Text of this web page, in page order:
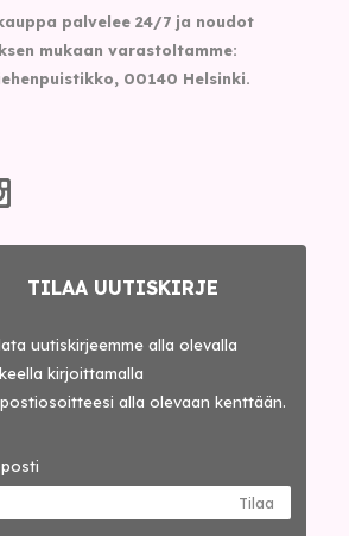
palvelee 24/7 ja noudot
mukaan varastoltamme:
00140 Helsinki.
TILAA UUTISKIRJE
uutiskirjeemme alla olevalla
kirjoittamalla
alla olevaan kenttään.
Tilaa